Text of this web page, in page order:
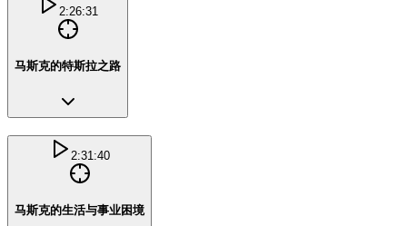
2:26:31
马斯克的特斯拉之路
2:31:40
马斯克的生活与事业困境